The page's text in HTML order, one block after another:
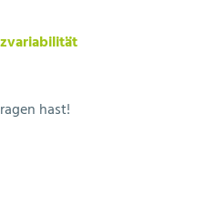
hast!